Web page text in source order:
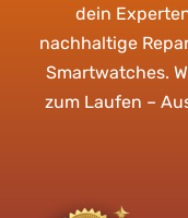
dein
nachhaltige
Smartwatches.
zum Laufen –